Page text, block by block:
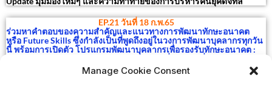
Manage Cookie Consent
EP.21 วันที่ 18 ก.พ.65
ร่วมหาคำตอบของความสำคัญและแนวทางการพัฒนาทักษะอนาคต
หรือ Future Skills ซึ่งกำลังเป็นที่พูดถึงอยู่ในวงการพัฒนาบุคลากรทุกวัน
นี้ พร้อมการเปิดตัว โปรแกรมพัฒนาบุคลากรเพื่อรองรับทักษะอนาคต :
ชาติ พร้อมผู้เชี่ยวชาญหลายสาขามาร่วมกันพัฒนาขึ้นใหม่ ให้คนไทยได้